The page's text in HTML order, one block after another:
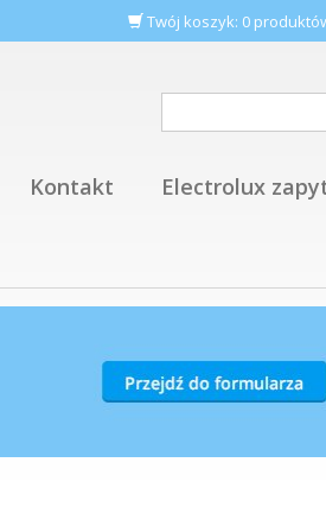
Twój koszyk: 0
Kontakt Electrolux